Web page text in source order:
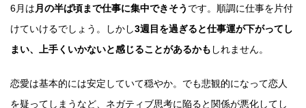
6月は 月の半ば頃まで仕事に集中できそう です。順調に仕事を片付
けていけるでしょう。しかし3週目を過ぎると仕事運が下がってし
まい、上手くいかないと感じることがあるかも しれません。
恋愛は基本的には安定していて穏やか。でも悲観的になって恋人
を疑ってしまうなど、ネガティブ思考に陥ると関係が悪化してし